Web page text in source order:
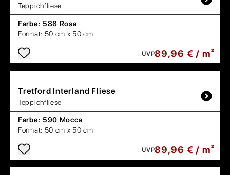
Teppichfliese
Farbe: 588 Rosa
Format: 50 cm x 50 cm
UVP89,96 € / m²
Tretford Interland Fliese
Teppichfliese
Farbe: 590 Mocca
Format: 50 cm x 50 cm
UVP89,96 € / m²